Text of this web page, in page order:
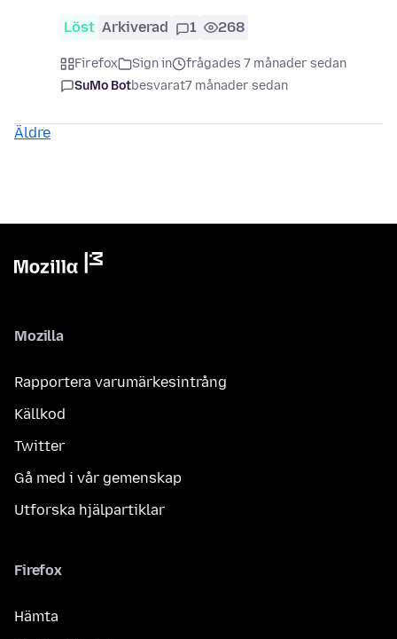
Löst Arkiverad 1 268
Firefox Sign in
frågades 7 månader sedan
SuMo Botbesvarat7 månader sedan
Äldre
Mozilla
Rapportera varumärkesintrång
Källkod
Twitter
Gå med i vår gemenskap
Utforska hjälpartiklar
Firefox
Hämta